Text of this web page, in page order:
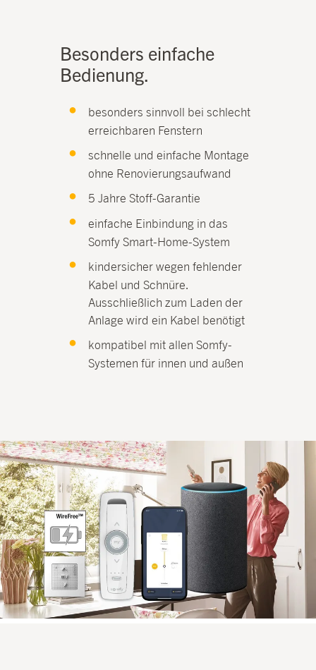
Besonders einfache
Bedienung.
besonders sinnvoll bei schlecht
erreichbaren Fenstern
schnelle und einfache Montage
ohne Renovierungsaufwand
5 Jahre Stoff-Garantie
einfache Einbindung in das
Somfy Smart-Home-System
kindersicher wegen fehlender
Kabel und Schnüre.
Ausschließlich zum Laden der
Anlage wird ein Kabel benötigt
kompatibel mit allen Somfy-
Systemen für innen und außen